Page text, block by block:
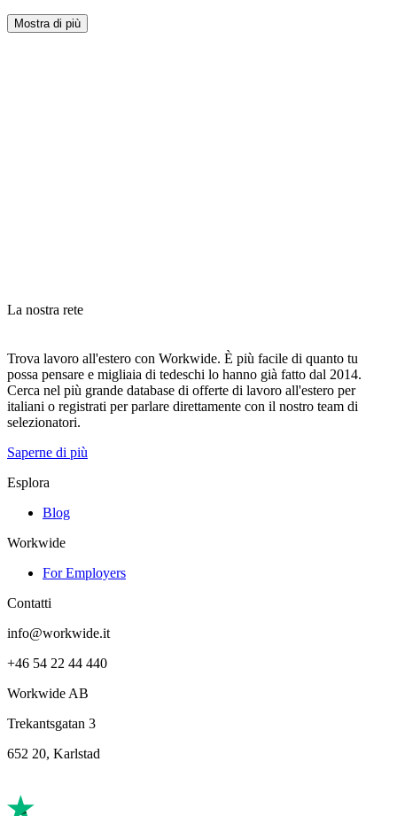
Mostra di più
La nostra rete
Trova lavoro all'estero con Workwide. È più facile di quanto tu
possa pensare e migliaia di tedeschi lo hanno già fatto dal 2014.
Cerca nel più grande database di offerte di lavoro all'estero per
italiani o registrati per parlare direttamente con il nostro team di
selezionatori.
Saperne di più
Esplora
Blog
Workwide
For Employers
Contatti
info@workwide.it
+46 54 22 44 440
Workwide AB
Trekantsgatan 3
652 20, Karlstad